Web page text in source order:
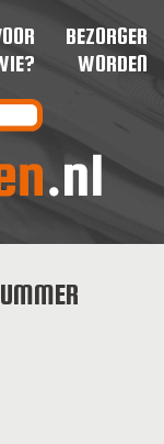
BEZORGER
WORDEN